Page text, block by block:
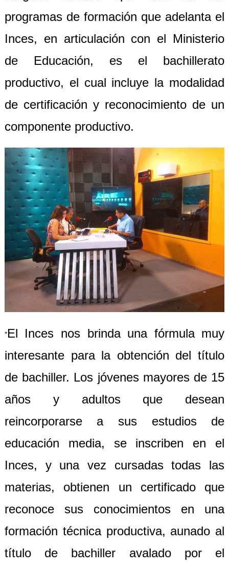
programas de formación que adelanta el
Inces, en articulación con el Ministerio
de Educación, es el bachillerato
productivo, el cual incluye la modalidad
de certificación y reconocimiento de un
componente productivo.
“El Inces nos brinda una fórmula muy
interesante para la obtención del título
de bachiller. Los jóvenes mayores de 15
años y adultos que desean
reincorporarse a sus estudios de
educación media, se inscriben en el
Inces, y una vez cursadas todas las
materias, obtienen un certificado que
reconoce sus conocimientos en una
formación técnica productiva, aunado al
título de bachiller avalado por el